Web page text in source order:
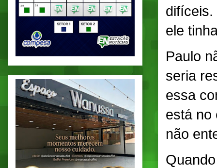
difíceis.
ele
Paulo
seria
essa
está no
não